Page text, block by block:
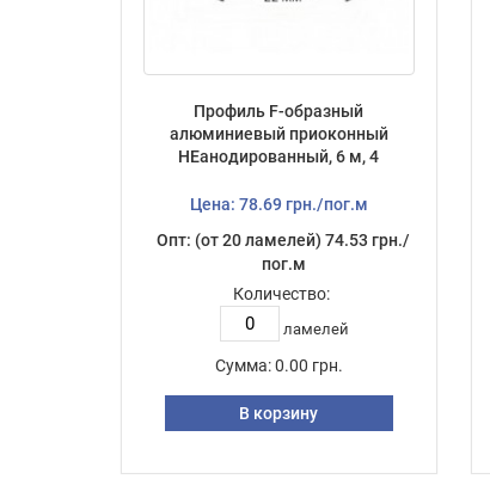
Профиль F-образный
алюминиевый приоконный
НЕанодированный, 6 м, 4
Цена: 78.69 грн./пог.м
Опт: (от 20 ламелей) 74.53 грн./
пог.м
Количество:
ламелей
Сумма: 0.00 грн.
В корзину